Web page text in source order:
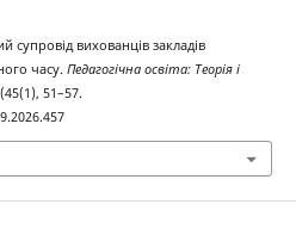
вихованців закладів
часу. Педагогічна освіта: Теорія і
51–57.